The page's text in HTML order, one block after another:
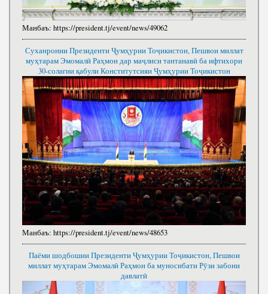
Манбаъ: https://president.tj/event/news/49062
Суханронии Президенти Ҷумҳурии Тоҷикистон, Пешвои миллат
муҳтарам Эмомалӣ Раҳмон дар маҷлиси тантанавӣ ба ифтихори
30-солагии қабули Конститутсияи Ҷумҳурии Тоҷикистон
Манбаъ: https://president.tj/event/news/48653
Паёми шодбошии Президенти Ҷумҳурии Тоҷикистон, Пешвои
миллат муҳтарам Эмомалӣ Раҳмон ба муносибати Рӯзи забони
давлатӣ